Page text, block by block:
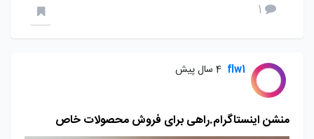
1
flw1 4 سال پیش
منشن اینستاگرام.راهی برای فروش محصولات خاص